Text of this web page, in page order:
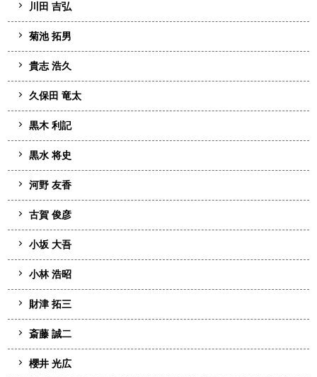
川田 吉弘
菊池 拓男
貴志 浩久
久保田 竜太
黒木 利記
黒水 将史
河野 友香
古賀 俊彦
小坂 大吾
小林 浩昭
財津 拓三
斎藤 誠二
櫻井 光広